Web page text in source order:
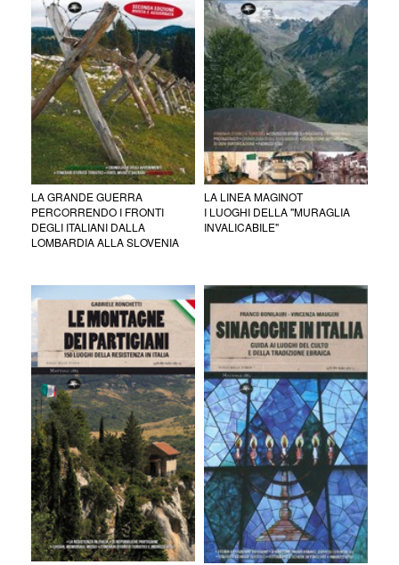
LA GRANDE GUERRA
PERCORRENDO I FRONTI
DEGLI ITALIANI DALLA
LOMBARDIA ALLA SLOVENIA
LA LINEA MAGINOT
I LUOGHI DELLA "MURAGLIA
INVALICABILE"